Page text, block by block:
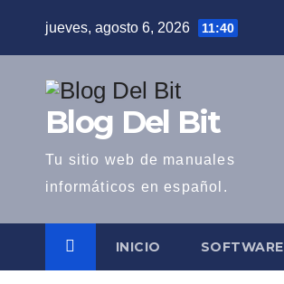
jueves, agosto 6, 2026 11:40
Blog Del Bit
Tu sitio web de manuales
informáticos en español.
INICIO SOFTWARE